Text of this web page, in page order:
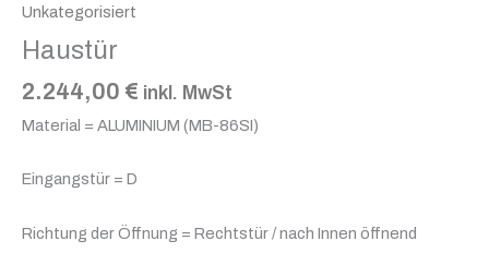
Unkategorisiert
Haustür
2.244,00 € inkl. MwSt
Material = ALUMINIUM (MB-86SI)
Eingangstür = D
Richtung der Öffnung = Rechtstür / nach Innen öffnend